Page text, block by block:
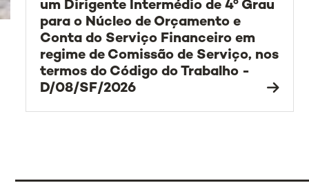
um Dirigente Intermédio de 4º Grau
para o Núcleo de Orçamento e
Conta do Serviço Financeiro em
regime de Comissão de Serviço, nos
termos do Código do Trabalho -
D/08/SF/2026